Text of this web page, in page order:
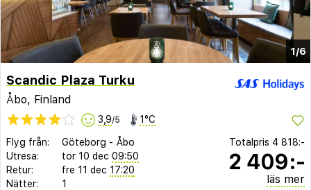
1/6
Scandic Plaza Turku
Åbo, Finland
3,9/5 1°C
Flyg från: Göteborg - Åbo
Utresa:
tor 10 dec 09:50
Retur:
fre 11 dec 17:20
Nätter:
1
Totalpris 4 818:-
2 409:-
läs mer